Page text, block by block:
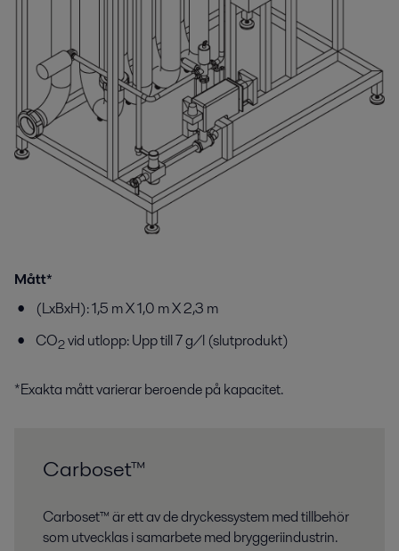
Vill du minska energi- och vattenförbrukningen samt förbättra
hygiennivån och produktkvaliteten? Alfa Lavals utrustning och
bearbetningslösningar för drycker kan hjälpa dig.
Mått*
(LxBxH): 1,5 m X 1,0 m X 2,3 m
CO2vid utlopp: Upp till 7 g/l (slutprodukt)
*Exakta mått varierar beroende på kapacitet.
Carboset™
Carboset™ är ett av de dryckessystem med tillbehör
som utvecklas i samarbete med bryggeriindustrin.